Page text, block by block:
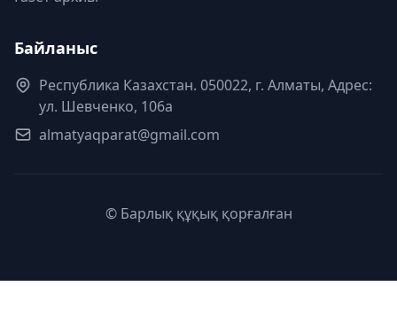
Байланыс
Республика Казахстан. 050022, г. Алматы, Адрес:
ул. Шевченко, 106а
almatyaqparat@gmail.com
© Барлық құқық қорғалған